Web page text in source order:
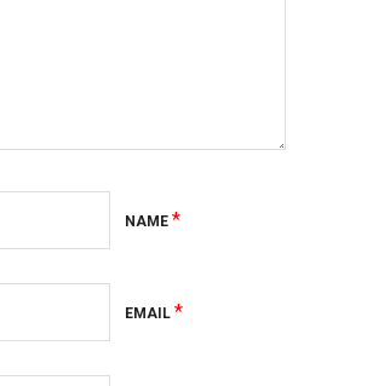
NAME *
EMAIL *